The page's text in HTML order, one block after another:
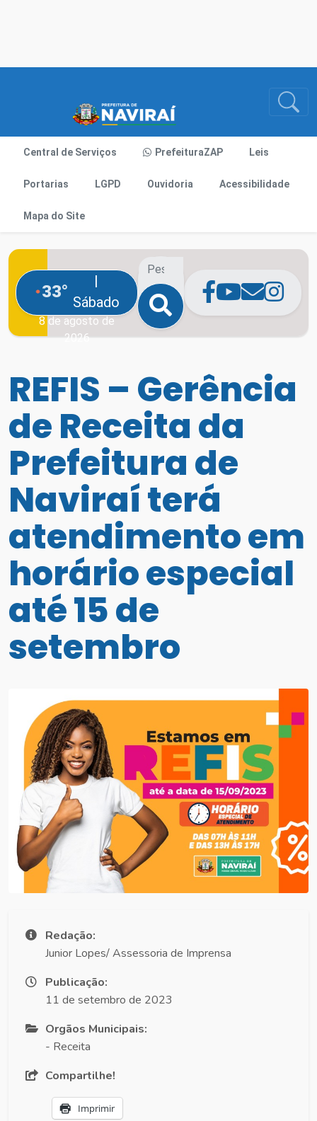
Central de Serviços PrefeituraZAP Leis
Portarias LGPD Ouvidoria Acessibilidade
Mapa do Site
33°
|
Sábado
8 de agosto de
2026
REFIS – Gerência
de Receita da
Prefeitura de
Naviraí terá
atendimento em
horário especial
até 15 de
setembro
Redação:
Junior Lopes/ Assessoria de Imprensa
Publicação:
11 de setembro de 2023
Orgãos Municipais:
- Receita
Compartilhe!
Imprimir